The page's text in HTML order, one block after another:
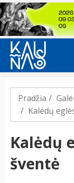
Previous
Pradžia
Kalėdų
Kalėdų
šventė